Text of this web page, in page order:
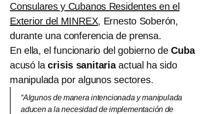
Consulares y Cubanos Residentes en el
Exterior del MINREX, Ernesto Soberón,
durante una conferencia de prensa.
En ella, el funcionario del gobierno deCuba
acusó lacrisis sanitariaactual ha sido
manipulada por algunos sectores.
“Algunos de manera intencionada y manipulada
aducen a la necesidad de implementación de